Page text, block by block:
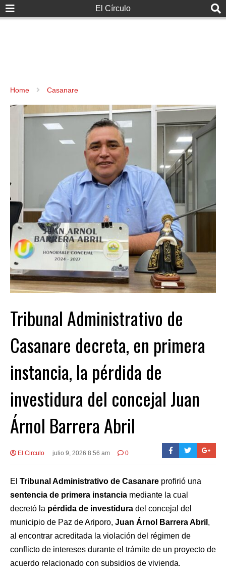
El Círculo
Home Casanare
Tribunal Administrativo de
Casanare decreta, en primera
instancia, la pérdida de
investidura del concejal Juan
Árnol Barrera Abril
El Circulo julio 9, 2026 8:56 am 0
El Tribunal Administrativo de Casanare profirió una
sentencia de primera instancia mediante la cual
decretó la pérdida de investidura del concejal del
municipio de Paz de Ariporo, Juan Árnol Barrera Abril ,
al encontrar acreditada la violación del régimen de
conflicto de intereses durante el trámite de un proyecto de
acuerdo relacionado con subsidios de vivienda.